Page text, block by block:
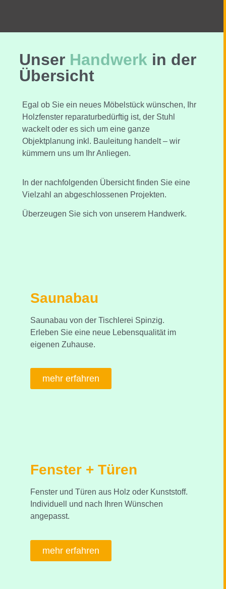
Unser Handwerk in der
Übersicht
Egal ob Sie ein neues Möbelstück wünschen, Ihr
Holzfenster reparaturbedürftig ist, der Stuhl
wackelt oder es sich um eine ganze
Objektplanung inkl. Bauleitung handelt – wir
kümmern uns um Ihr Anliegen.
In der nachfolgenden Übersicht finden Sie eine
Vielzahl an abgeschlossenen Projekten.
Überzeugen Sie sich von unserem Handwerk.
Saunabau
Saunabau von der Tischlerei Spinzig.
Erleben Sie eine neue Lebensqualität im
eigenen Zuhause.
mehr erfahren
Fenster + Türen
Fenster und Türen aus Holz oder Kunststoff.
Individuell und nach Ihren Wünschen
angepasst.
mehr erfahren